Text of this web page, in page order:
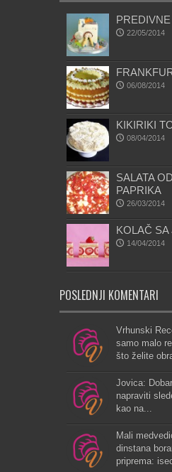
22/05/2014
06/08/2014
KIKIRIKI
08/04/2014
SALATA
PAPRIKA
26/03/2014
KOLAČ
14/04/2014
POSLEDNJI KOMENTARI
Vrhunski
samo malo
što želite
Jovica:
napraviti
kao na...
Mali
dinstana
priprema: